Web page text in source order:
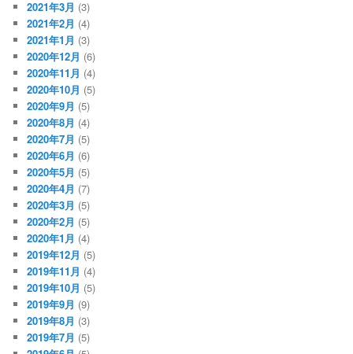
2021年3月 (3)
2021年2月 (4)
2021年1月 (3)
2020年12月 (6)
2020年11月 (4)
2020年10月 (5)
2020年9月 (5)
2020年8月 (4)
2020年7月 (5)
2020年6月 (6)
2020年5月 (5)
2020年4月 (7)
2020年3月 (5)
2020年2月 (5)
2020年1月 (4)
2019年12月 (5)
2019年11月 (4)
2019年10月 (5)
2019年9月 (9)
2019年8月 (3)
2019年7月 (5)